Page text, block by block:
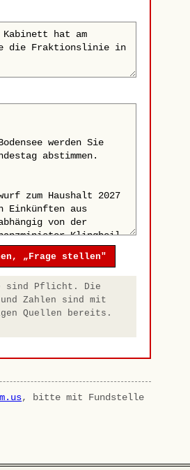
„Frage stellen"
sind Pflicht. Die
Zahlen sind mit
Quellen bereits.
, bitte mit Fundstelle